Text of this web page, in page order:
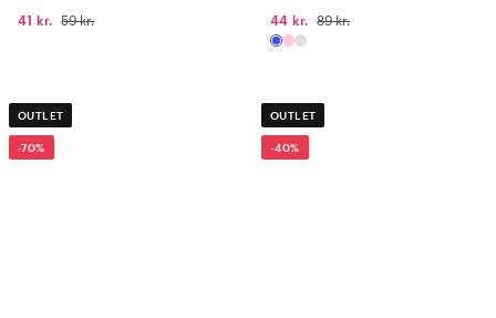
41 kr.
59 kr.
44 kr.
89 kr.
OUTLET
-70%
OUTLET
-40%